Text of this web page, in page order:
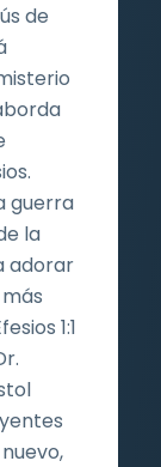
de
guerra
la
adorar
1:1